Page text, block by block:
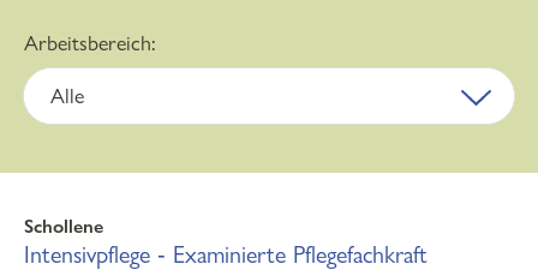
Arbeitsbereich:
Alle
Demenzpflege
Schollene
Intensivpflege ‐ Examinierte Pflegefachkraft